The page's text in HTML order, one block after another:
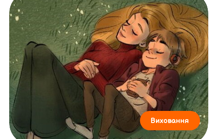
Виховання